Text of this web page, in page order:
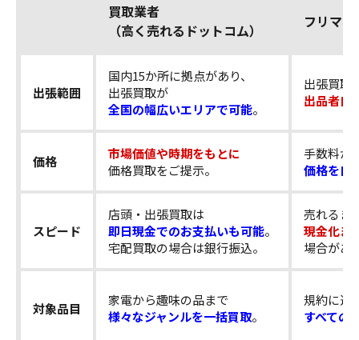
買取業者
（高く売れるドットコム）
フリマ
出張範囲
国内15か所に拠点があり、
出張買取が
全国の幅広いエリアで可能。
出張買取
出品者自
価格
市場価値や時期をもとに
価格買取をご提示。
手数料が
価格を自
スピード
店頭・出張買取は
即日現金でのお支払いも可能。
宅配買取の場合は銀行振込。
売れるま
現金化ま
場合があ
対象品目
家電から趣味の品まで
様々なジャンルを一括買取。
規約に違
すべての